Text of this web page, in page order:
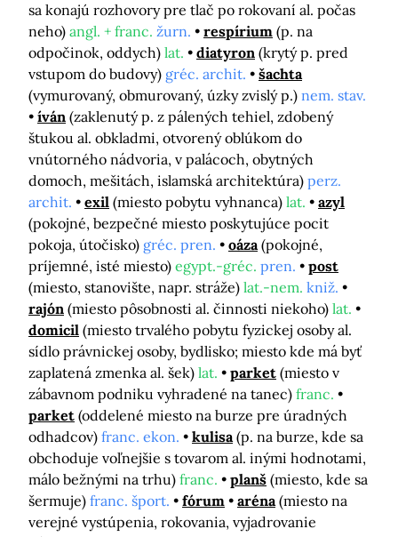
sa konajú rozhovory pre tlač po rokovaní al. počas
neho) angl. + franc. žurn. respírium (p. na
odpočinok, oddych) lat. diatyron (krytý p. pred
vstupom do budovy) gréc. archit.
šachta
(vymurovaný, obmurovaný, úzky zvislý p.) nem. stav.
íván (zaklenutý p. z pálených tehiel, zdobený
štukou al. obkladmi, otvorený oblúkom do
vnútorného nádvoria, v palácoch, obytných
domoch, mešitách, islamská architektúra) perz.
archit.
exil (miesto pobytu vyhnanca) lat.
azyl
(pokojné, bezpečné miesto poskytujúce pocit
pokoja, útočisko) gréc. pren. oáza (pokojné,
príjemné, isté miesto) egypt.-gréc. pren.
post
(miesto, stanovište, napr. stráže) lat.-nem. kniž.
rajón (miesto pôsobnosti al. činnosti niekoho) lat.
domicil (miesto trvalého pobytu fyzickej osoby al.
sídlo právnickej osoby, bydlisko; miesto kde má byť
zaplatená zmenka al. šek) lat. parket (miesto v
zábavnom podniku vyhradené na tanec) franc.
parket (oddelené miesto na burze pre úradných
odhadcov) franc. ekon. kulisa (p. na burze, kde sa
obchoduje voľnejšie s tovarom al. inými hodnotami,
málo bežnými na trhu) franc. planš (miesto, kde sa
šermuje) franc. šport. fórum aréna (miesto na
verejné vystúpenia, rokovania, vyjadrovanie